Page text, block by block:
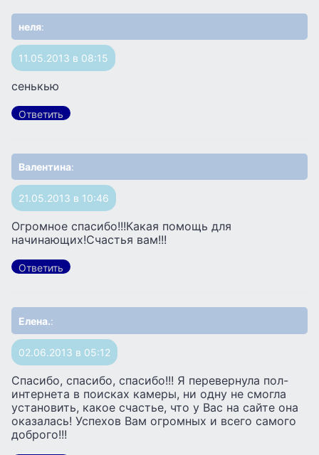
неля:
11.05.2013 в 08:15
сенькью
Ответить
Валентина:
21.05.2013 в 10:46
Огромное спасибо!!!Какая помощь для
начинающих!Счастья вам!!!
Ответить
Елена.:
02.06.2013 в 05:12
Спасибо, спасибо, спасибо!!! Я перевернула пол-
интернета в поисках камеры, ни одну не смогла
установить, какое счастье, что у Вас на сайте она
оказалась! Успехов Вам огромных и всего самого
доброго!!!